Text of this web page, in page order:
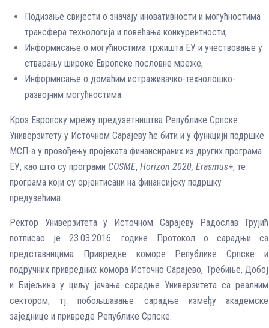
Подизање свијести о значају иновативности и могућностима
трансфера технологија и повећања конкурентности;
Информисање о могућностима тржишта ЕУ и учествовање у
стварању широке Европске пословне мреже;
Информисање о домаћим истраживачко-технолошко-
развојним могућностима.
Кроз Европску мрежу предузетништва Републике Српске
Универзитету у Источном Сарајеву ће бити и у функцији подршке
МСП-а у провођењу пројеката финансираних из других прoгрaмa
EУ, кao штo су програми COSME, Horizon 2020, Erasmus+, те
програма који су орјентисани на финансијску подршку
предузећима.
Ректор Универзитета у Источном Сарајеву Радослав Грујић
потписао је 23.03.2016. године Протокол о сарадњи са
представницима Привредне коморе Републике Српске и
подручних привредних комора Источно Сарајево, Требиње, Добој
и Бијељина у циљу јачања сарадње Универзитета са реалним
сектором, тј. побољшавање сарадње између академске
заједнице и привреде Републике Српске.